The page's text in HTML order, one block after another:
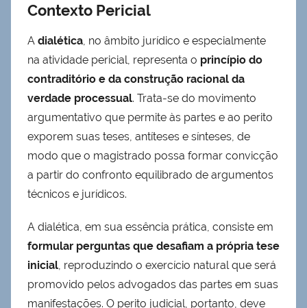
Contexto Pericial
A dialética, no âmbito jurídico e especialmente
na atividade pericial, representa o princípio do
contraditório e da construção racional da
verdade processual. Trata-se do movimento
argumentativo que permite às partes e ao perito
exporem suas teses, antíteses e sínteses, de
modo que o magistrado possa formar convicção
a partir do confronto equilibrado de argumentos
técnicos e jurídicos.
A dialética, em sua essência prática, consiste em
formular perguntas que desafiam a própria tese
inicial, reproduzindo o exercício natural que será
promovido pelos advogados das partes em suas
manifestações. O perito judicial, portanto, deve